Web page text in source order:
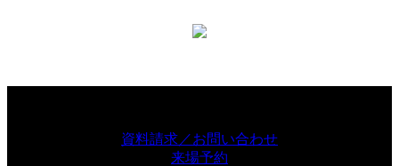
資料請求／お問い合わせ
来場予約